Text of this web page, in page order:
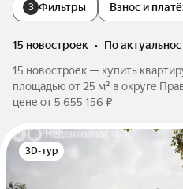
3 Фильтры Взнос и
15 новостроек •
по
15 новостроек — купить
площадью от 25 м² в округе
цене от 5 655 156 ₽
3D-тур